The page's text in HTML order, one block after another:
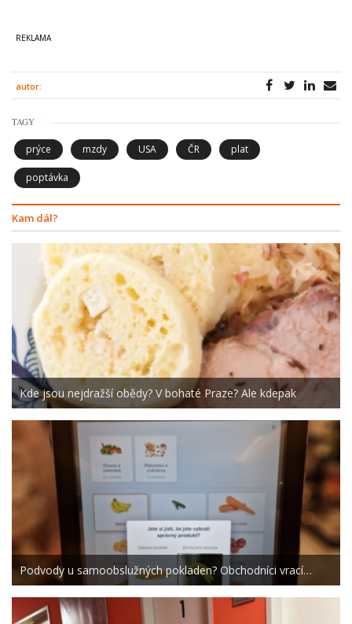
autor:
TAGY
prýce mzdy USA ČR plat
poptávka
Kam dál?
Kde jsou nejdražší obědy? V bohaté Praze? Ale kdepak
Podvody u samoobslužných pokladen? Obchodníci vrací…